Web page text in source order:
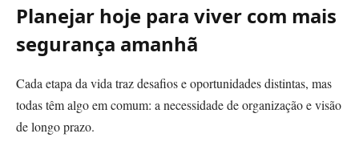
Planejar hoje para viver com mais
segurança amanhã
Cada etapa da vida traz desafios e oportunidades distintas, mas
todas têm algo em comum: a necessidade de organização e visão
de longo prazo.